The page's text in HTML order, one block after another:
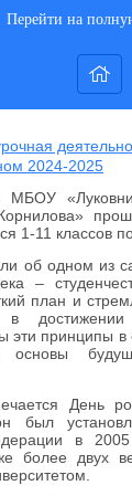
Перейти на
2024-2025
1-11 классов
об одном из
–
план и
в достижении
принципы в
основы
День
был
в
более двух